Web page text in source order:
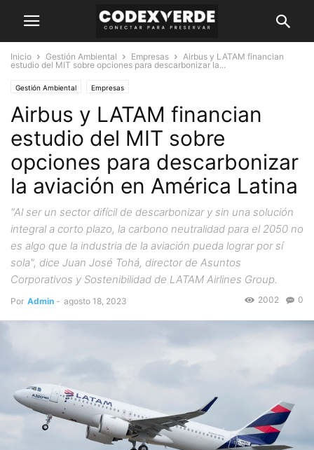
Inicio Gestión Ambiental Empresas
Airbus y LATAM financian
estudio del MIT sobre opciones para descarbonizar la...
Gestión Ambiental Empresas
Airbus y LATAM financian
estudio del MIT sobre
opciones para descarbonizar
la aviación en América Latina
"Al ser un sector difícil de descarbonizar y sin una solución
integral a corto plazo, la carbono neutralidad para el 2050 no
es algo que la industria de la aviación pueda lograr por sí
sola", dice Juan José Tohá, director de Asuntos
Corporativos y Sostenibilidad de LATAM Airlines Group.
Por Admin - agosto 18, 2023 0
2002